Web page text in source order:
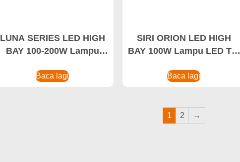
LUNA SERIES LED HIGH
BAY 100-200W Lampu
Dicas Semula, Lampu
Baca lagi
SIRI ORION LED HIGH
BAY 100W Lampu LED Tri-
Air
Baca lagi
1 2 →